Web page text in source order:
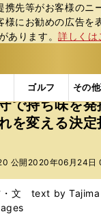
携先等がお客様のニ
様にお勧めの広告を
あります。詳しくは
ゴルフ その
事一覧 海外サッ
で持ち味を発
を変える決
公開 2020年06月24日
・文 text by Tajima